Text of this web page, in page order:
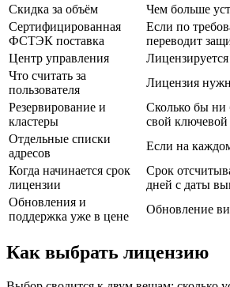
Скидка за объём
Чем больше
Сертифицированная
ФСТЭК поставка
Если по
переводит
Центр управления
Что считать за
пользователя
Лицензия
Резервирование и
кластеры
Сколько бы ни
свой
Отдельные списки
адресов
Если на
Когда начинается срок
лицензии
Срок
дней с даты
Обновления и
поддержка уже в цене
Обновление
Как выбрать лицензию